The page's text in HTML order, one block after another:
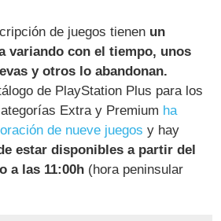
de juegos tienen un
variando con el tiempo, unos
y otros lo abandonan.
de PlayStation Plus para los
Extra y Premium ha
de nueve juegos y hay
estar disponibles a partir del
a las 11:00h (hora peninsular